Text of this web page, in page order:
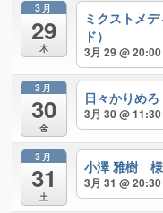
3月
29
木
ミクストメ
ド）
3月 29 @
3月
30
金
日々かりめ
3月 30 @
3月
31
土
小澤 雅樹 様
3月 31 @